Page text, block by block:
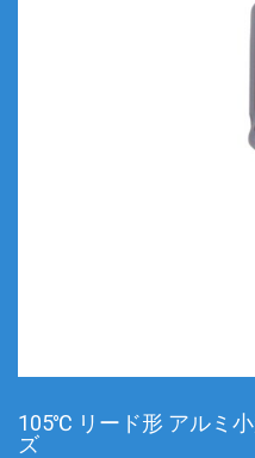
105℃ リード形 アルミ
ズ